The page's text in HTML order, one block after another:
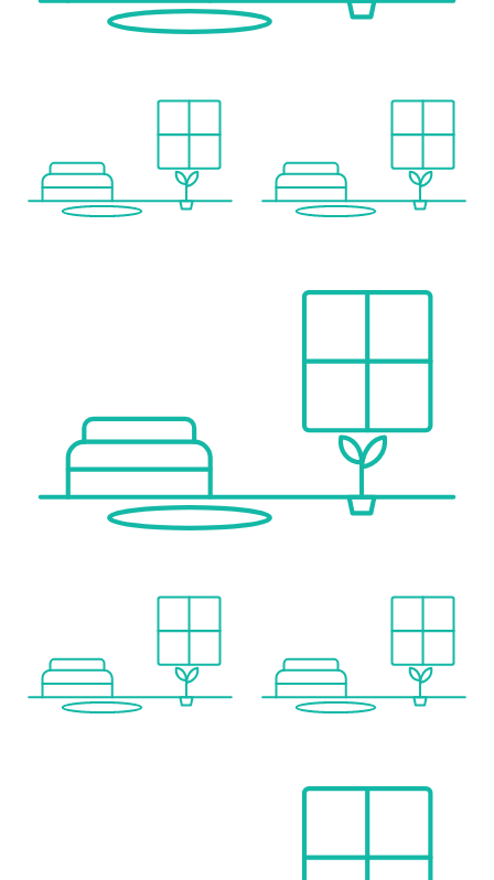
Bahnhof <250m
Autobahnanschluss <4.975m